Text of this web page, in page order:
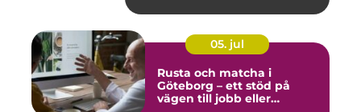
05. jul
Rusta och matcha i
Göteborg – ett stöd på
vägen till jobb eller